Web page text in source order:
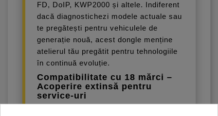
FD, DoIP, KWP2000 și altele. Indiferent
dacă diagnostichezi modele actuale sau
te pregătești pentru vehiculele de
generație nouă, acest dongle menține
atelierul tău pregătit pentru tehnologiile
în continuă evoluție.
Compatibilitate cu 18 mărci –
Acoperire extinsă pentru
service-uri